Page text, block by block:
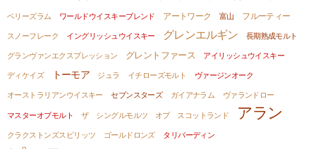
ベリーズラム
ワールドウイスキーブレンド アートワーク 富山
フルーティー
スノーフレーク
イングリッシュウイスキー グレンエルギン
長期熟成モルト
グランヴァンエクスプレッション
グレントファース
アイリッシュウイスキー
ディケイズ
トーモア ジュラ イチローズモルト
ヴァージンオーク
オーストラリアンウイスキー
セブンスターズ ガイアナラム ヴァランドロー
マスターオブモルト ザ シングルモルツ オブ スコットランド アラン
クラクストンズスピリッツ ゴールドロンズ タリバーディン